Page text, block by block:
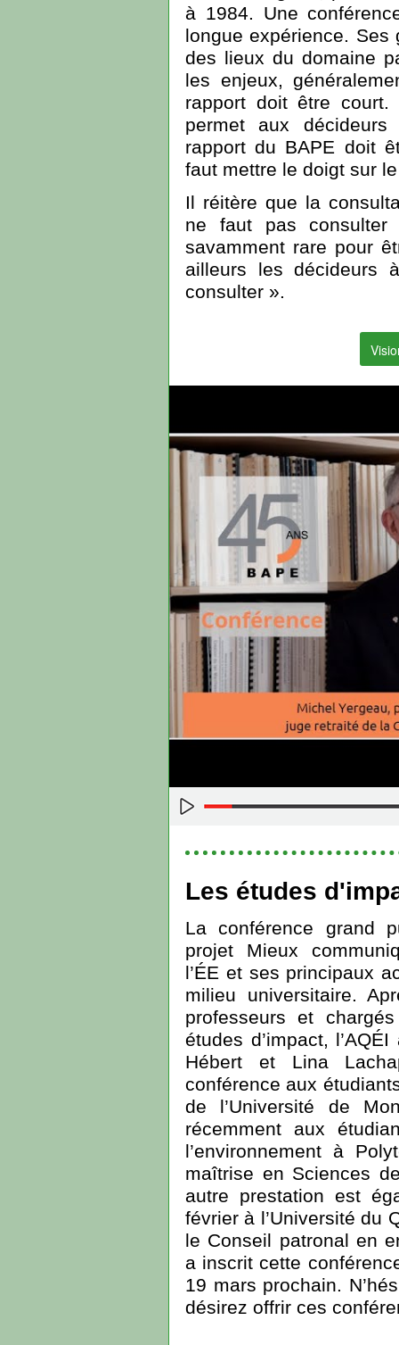
à 1984. Une
longue expérience. Ses
des lieux du domaine
les enjeux,
rapport doit être
permet aux
rapport du BAPE doit
faut mettre le doigt sur
Il réitère que la
ne faut pas
savamment rare pour
ailleurs les décideurs
consulter ».
Les études
La conférence grand
projet Mieux
l’ÉE et ses principaux
milieu universitaire.
professeurs et
études d’impact,
Hébert et Lina
conférence aux
de l’Université de
récemment aux
l’environnement à
maîtrise en Sciences
autre prestation est
février à l’Université du
le Conseil patronal en
a inscrit cette
19 mars prochain.
désirez offrir ces